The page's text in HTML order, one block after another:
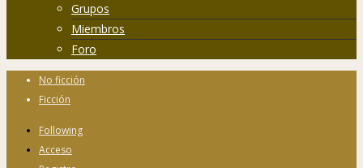
Grupos
Miembros
Foro
No ficción
Ficción
Following
Acceso